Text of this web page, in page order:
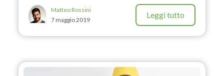
Matteo Rossini
7 maggio 2019
Leggi tutto